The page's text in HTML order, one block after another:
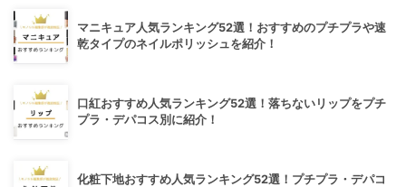
マニキュア人気ランキング52選！おすすめのプチプラや速
乾タイプのネイルポリッシュを紹介！
口紅おすすめ人気ランキング52選！落ちないリップをプチ
プラ・デパコス別に紹介！
化粧下地おすすめ人気ランキング52選！プチプラ・デパコ